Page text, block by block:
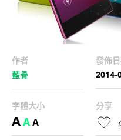
作者
藍骨
發佈
2014-
字體大小
AAA
分享